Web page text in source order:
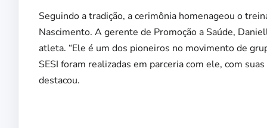
Seguindo a tradição, a cerimônia homenageou o
Nascimento. A gerente de Promoção a Saúde,
atleta. “Ele é um dos pioneiros no movimento de
SESI foram realizadas em parceria com ele, com
destacou.